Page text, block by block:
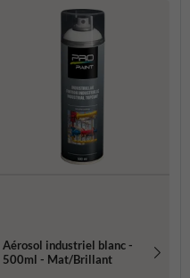
Aérosol industriel blanc -
500ml - Mat/Brillant